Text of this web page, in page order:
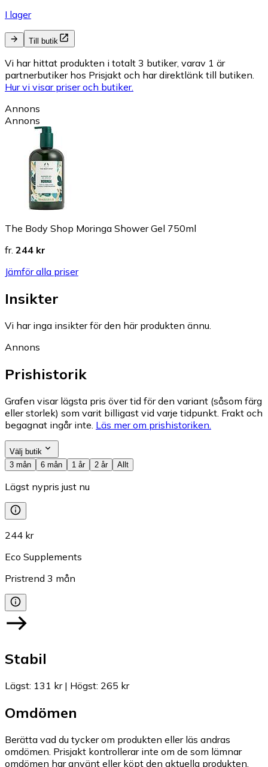
I lager
Till butik
Vi har hittat produkten i totalt 3 butiker, varav 1 är
partnerbutiker hos Prisjakt och har direktlänk till butiken.
Hur vi visar priser och butiker.
Annons
Annons
The Body Shop Moringa Shower Gel 750ml
fr. 244 kr
Jämför alla priser
Insikter
Vi har inga insikter för den här produkten ännu.
Annons
Prishistorik
Grafen visar lägsta pris över tid för den variant (såsom färg
eller storlek) som varit billigast vid varje tidpunkt. Frakt och
begagnat ingår inte. Läs mer om prishistoriken.
Välj butik
3 mån
6 mån 1 år 2 år Allt
Lägst nypris just nu
244 kr
Eco Supplements
Pristrend 3 mån
Stabil
Lägst: 131 kr| Högst: 265 kr
Omdömen
Berätta vad du tycker om produkten eller läs andras
omdömen. Prisjakt kontrollerar inte om de som lämnar
omdömen har använt eller köpt den aktuella produkten.